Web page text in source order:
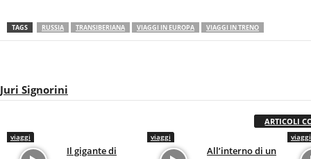
TAGS RUSSIA TRANSIBERIANA VIAGGI IN EUROPA VIAGGI IN TRENO
Juri Signorini
ARTICOLI
viaggi
Il gigante di
viaggi
All’interno di un
viaggi